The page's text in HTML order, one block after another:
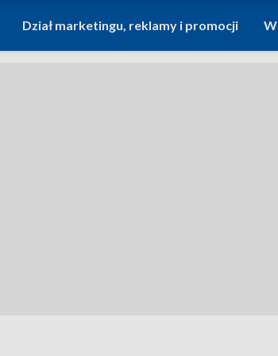
Dział marketingu, reklamy i promocji